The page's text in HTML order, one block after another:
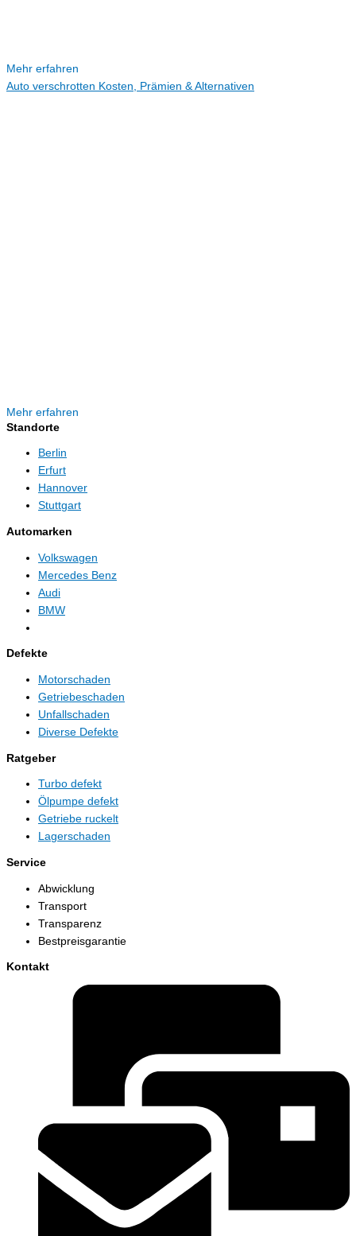
Mehr erfahren
Auto verschrotten Kosten, Prämien & Alternativen
Mehr erfahren
Standorte
Berlin
Erfurt
Hannover
Stuttgart
Automarken
Volkswagen
Mercedes Benz
Audi
BMW
Defekte
Motorschaden
Getriebeschaden
Unfallschaden
Diverse Defekte
Ratgeber
Turbo defekt
Ölpumpe defekt
Getriebe ruckelt
Lagerschaden
Service
Abwicklung
Transport
Transparenz
Bestpreisgarantie
Kontakt